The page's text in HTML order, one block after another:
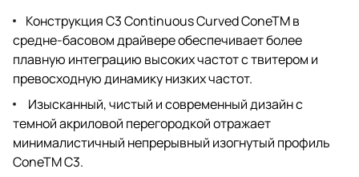
Конструкция C3 Continuous Curved ConeTM в
средне-басовом драйвере обеспечивает более
плавную интеграцию высоких частот с твитером и
превосходную динамику низких частот.
Изысканный, чистый и современный дизайн с
темной акриловой перегородкой отражает
минималистичный непрерывный изогнутый профиль
ConeTM C3.